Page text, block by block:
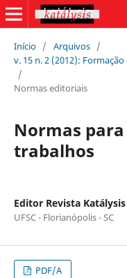
Início / Arquivos /
v. 15 n. 2 (2012):
/
Normas editoriais
Normas
trabalhos
Editor Revista Katálysis
UFSC - Florianópolis - SC
PDF/A